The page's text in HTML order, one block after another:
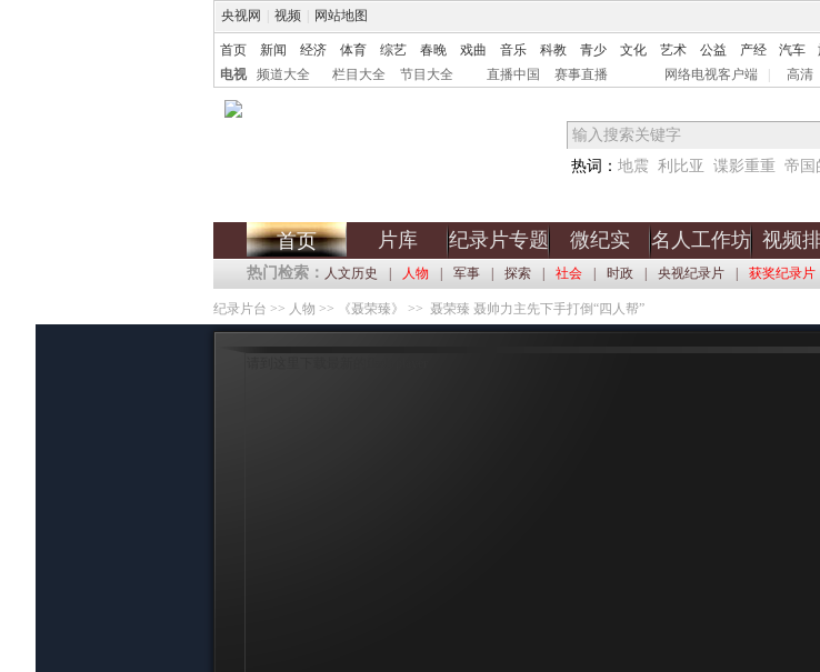
央视网 视频 网站地图
首页 新闻 经济 体育 综艺 春晚 戏曲 音乐 科教 青少 文化 艺术 公益 产经 汽车
电视
频道大全 栏目大全 节目大全 直播中国 赛事直播 网络电视客户端 高清
热词： 地震 利比亚 谍影重重 帝国
首页 片库 纪录片专题 微纪实 名人工作坊 视频
热门检索： 人文历史 人物 军事 探索 社会 时政 央视纪录片 获奖纪录片
纪录片台 >> 人物 >> 《聂荣臻》 >> 聂荣臻 聂帅力主先下手打倒“四人帮”